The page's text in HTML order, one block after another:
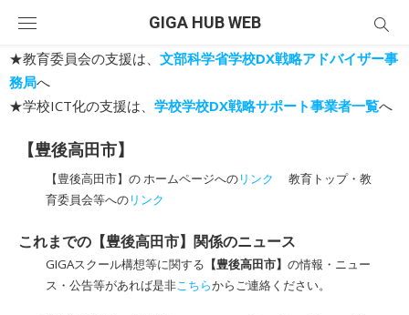
content
GIGA HUB WEB
★教育委員会の支援は、 文部科学省学校DX戦略アドバイザー事
務局へ
★学校ICT化の支援は、 学校学校DX戦略サポート事業者一覧へ
【豊後高田市】
【豊後高田市】の ホームページへのリンク
教育トップ・教
育委員会等へのリンク
これまでの【豊後高田市】関係のニュース
GIGAスクール構想等に関する 【豊後高田市】 の情報・ニュー
ス・公告等があれば是非こちらからご連絡ください。